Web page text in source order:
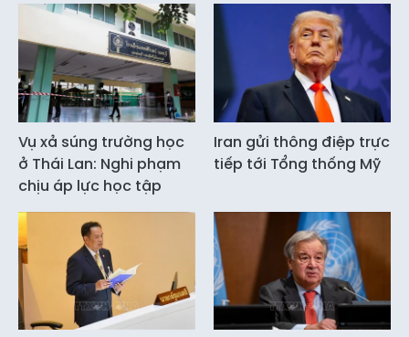
Vụ xả súng trường học
ở Thái Lan: Nghi phạm
chịu áp lực học tập
Iran gửi thông điệp trực
tiếp tới Tổng thống Mỹ